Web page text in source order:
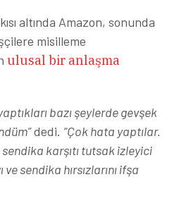
altında Amazon, sonunda
misilleme
ulusal bir anlaşma
bazı şeylerde gevşek
dedi. “Çok hata yaptılar.
karşıtı tutsak izleyici
sendika hırsızlarını ifşa